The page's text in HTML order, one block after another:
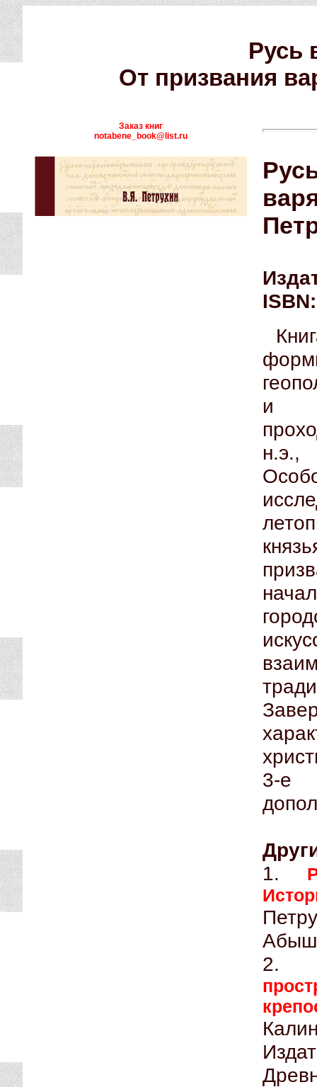
Русь
От призвания
Заказ книг
notabene_book@list.ru
и
н.э.,
3-е
1.